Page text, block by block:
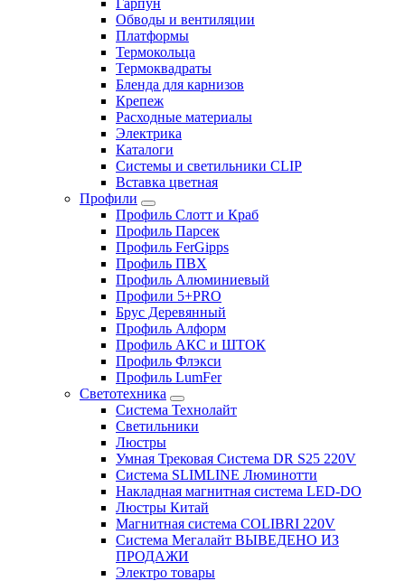
Гарпун
Обводы и вентиляции
Платформы
Термокольца
Термоквадраты
Бленда для карнизов
Крепеж
Расходные материалы
Электрика
Каталоги
Системы и светильники CLIP
Вставка цветная
Профили
Профиль Слотт и Краб
Профиль Парсек
Профиль FerGipps
Профиль ПВХ
Профиль Алюминиевый
Профили 5+PRO
Брус Деревянный
Профиль Алформ
Профиль АКС и ШТОК
Профиль Флэкси
Профиль LumFer
Светотехника
Система Технолайт
Светильники
Люстры
Умная Трековая Система DR S25 220V
Система SLIMLINE Люминотти
Накладная магнитная система LED-DO
Люстры Китай
Магнитная система COLIBRI 220V
Система Мегалайт ВЫВЕДЕНО ИЗ
ПРОДАЖИ
Электро товары